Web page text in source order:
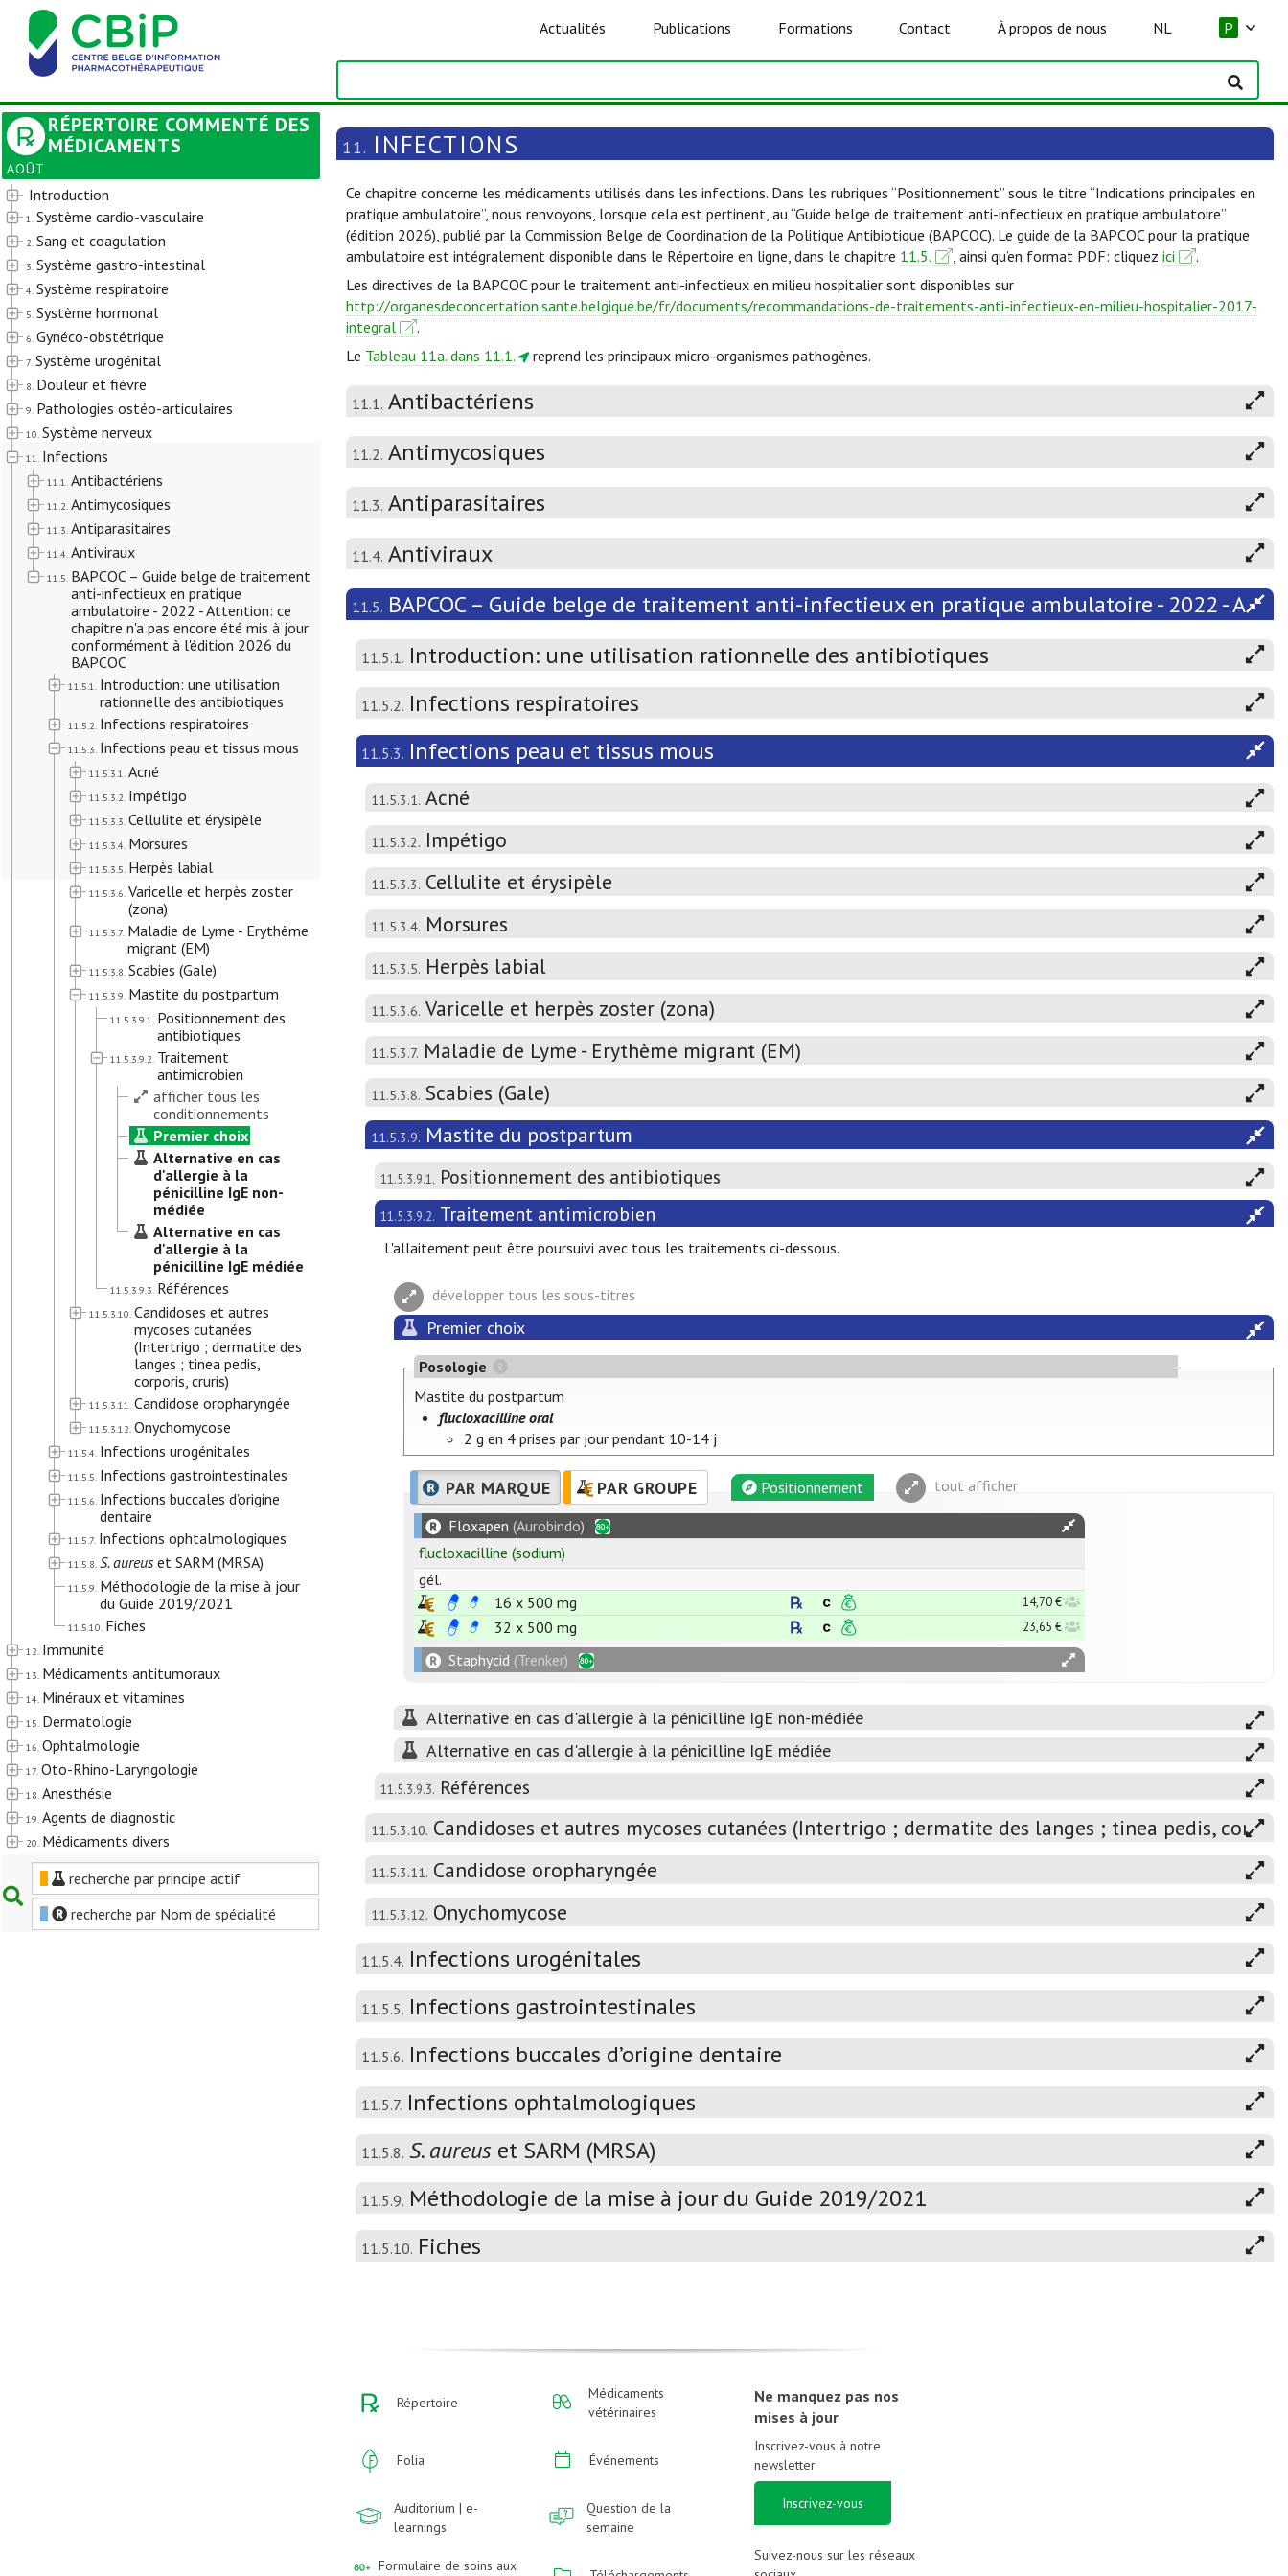
Actualités Publications Formations Contact À propos de nous NL P
RÉPERTOIRE COMMENTÉ DES
MÉDICAMENTS
AOÛT
Introduction
1. Système cardio-vasculaire
2. Sang et coagulation
3. Système gastro-intestinal
4. Système respiratoire
5. Système hormonal
6. Gynéco-obstétrique
7. Système urogénital
8. Douleur et fièvre
9. Pathologies ostéo-articulaires
10. Système nerveux
11. Infections
11.1. Antibactériens
11.2. Antimycosiques
11.3. Antiparasitaires
11.4. Antiviraux
11.5. BAPCOC – Guide belge de traitement
anti-infectieux en pratique
ambulatoire - 2022 - Attention: ce
chapitre n'a pas encore été mis à jour
conformément à l'édition 2026 du
BAPCOC
11.5.1. Introduction: une utilisation
rationnelle des antibiotiques
11.5.2. Infections respiratoires
11.5.3. Infections peau et tissus mous
11.5.3.1. Acné
11.5.3.2. Impétigo
11.5.3.3. Cellulite et érysipèle
11.5.3.4. Morsures
11.5.3.5. Herpès labial
11.5.3.6. Varicelle et herpès zoster
(zona)
11.5.3.7. Maladie de Lyme - Erythème
migrant (EM)
11.5.3.8. Scabies (Gale)
11.5.3.9. Mastite du postpartum
11.5.3.9.1. Positionnement des
antibiotiques
11.5.3.9.2. Traitement
antimicrobien
afficher tous les
conditionnements
Premier choix
Alternative en cas
d'allergie à la
pénicilline IgE non-
médiée
Alternative en cas
d'allergie à la
pénicilline IgE médiée
11.5.3.9.3. Références
11.5.3.10. Candidoses et autres
mycoses cutanées
(Intertrigo ; dermatite des
langes ; tinea pedis,
corporis, cruris)
11.5.3.11. Candidose oropharyngée
11.5.3.12. Onychomycose
11.5.4. Infections urogénitales
11.5.5. Infections gastrointestinales
11.5.6. Infections buccales d’origine
dentaire
11.5.7. Infections ophtalmologiques
11.5.8. S. aureus et SARM (MRSA)
11.5.9. Méthodologie de la mise à jour
du Guide 2019/2021
11.5.10. Fiches
12. Immunité
13. Médicaments antitumoraux
14. Minéraux et vitamines
15. Dermatologie
16. Ophtalmologie
17. Oto-Rhino-Laryngologie
18. Anesthésie
19. Agents de diagnostic
20. Médicaments divers
recherche par principe actif
recherche par Nom de spécialité
11. INFECTIONS
Ce chapitre concerne les médicaments utilisés dans les infections. Dans les rubriques “Positionnement” sous le titre “Indications principales en
pratique ambulatoire”, nous renvoyons, lorsque cela est pertinent, au “Guide belge de traitement anti-infectieux en pratique ambulatoire”
(édition 2026), publié par la Commission Belge de Coordination de la Politique Antibiotique (BAPCOC). Le guide de la BAPCOC pour la pratique
ambulatoire est intégralement disponible dans le Répertoire en ligne, dans le chapitre 11.5. , ainsi qu’en format PDF: cliquez ici
.
Les directives de la BAPCOC pour le traitement anti-infectieux en milieu hospitalier sont disponibles sur
http://organesdeconcertation.sante.belgique.be/fr/documents/recommandations-de-traitements-anti-infectieux-en-milieu-hospitalier-2017-
integral
.
Le Tableau 11a. dans 11.1. reprend les principaux micro-organismes pathogènes.
11.1. Antibactériens
11.2. Antimycosiques
11.3. Antiparasitaires
11.4. Antiviraux
11.5. BAPCOC – Guide belge de traitement anti-infectieux en pratique ambulatoire - 2022 -
11.5.1. Introduction: une utilisation rationnelle des antibiotiques
11.5.2. Infections respiratoires
11.5.3. Infections peau et tissus mous
11.5.3.1. Acné
11.5.3.2. Impétigo
11.5.3.3. Cellulite et érysipèle
11.5.3.4. Morsures
11.5.3.5. Herpès labial
11.5.3.6. Varicelle et herpès zoster (zona)
11.5.3.7. Maladie de Lyme - Erythème migrant (EM)
11.5.3.8. Scabies (Gale)
11.5.3.9. Mastite du postpartum
11.5.3.9.1. Positionnement des antibiotiques
11.5.3.9.2. Traitement antimicrobien
L'allaitement peut être poursuivi avec tous les traitements ci-dessous.
développer tous les sous-titres
Premier choix
Posologie
Mastite du postpartum
flucloxacilline oral
2 g en 4 prises par jour pendant 10-14 j
PAR MARQUE PAR GROUPE Positionnement tout afficher
Floxapen (Aurobindo)
flucloxacilline (sodium)
gél.
16 x 500 mg 14,70 €
32 x 500 mg 23,65 €
Staphycid (Trenker)
Alternative en cas d'allergie à la pénicilline IgE non-médiée
Alternative en cas d'allergie à la pénicilline IgE médiée
11.5.3.9.3. Références
11.5.3.10. Candidoses et autres mycoses cutanées (Intertrigo ; dermatite des langes ; tinea pedis,
11.5.3.11. Candidose oropharyngée
11.5.3.12. Onychomycose
11.5.4. Infections urogénitales
11.5.5. Infections gastrointestinales
11.5.6. Infections buccales d’origine dentaire
11.5.7. Infections ophtalmologiques
11.5.8. S. aureus et SARM (MRSA)
11.5.9. Méthodologie de la mise à jour du Guide 2019/2021
11.5.10. Fiches
Répertoire
Folia
Auditorium | e-
learnings
Formulaire de soins aux
Médicaments
vétérinaires
Événements
Question de la
semaine
Ne manquez pas nos
mises à jour
Inscrivez-vous à notre
newsletter
Inscrivez-vous
Suivez-nous sur les réseaux